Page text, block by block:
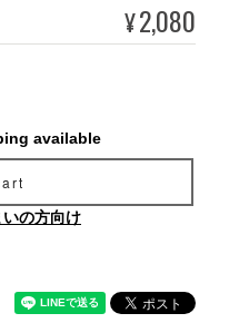
¥2,080
available
いの方向け